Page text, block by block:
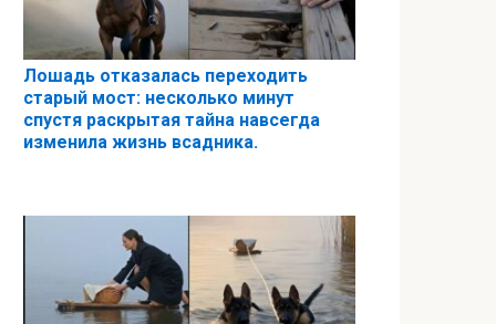
Лошадь отказалась переходить
старый мост: несколько минут
спустя раскрытая тайна навсегда
изменила жизнь всадника.